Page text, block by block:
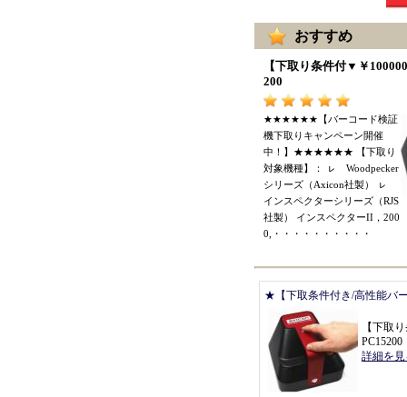
おすすめ
【下取り条件付▼￥ 100000
200
★★★★★★【バーコード検証
機下取りキャンペーン開催
中 ！】★★★★★★ 【下取り
対象機種】： ㇾ
Woodpecker
シリーズ （Axicon社製）
ㇾ
インスペクターシリーズ （RJS
社製） インスペクターII ， 200
0,
・・・・・・・・・・
★【下取条件付き/高性能バ
【下取
PC15200
詳細を